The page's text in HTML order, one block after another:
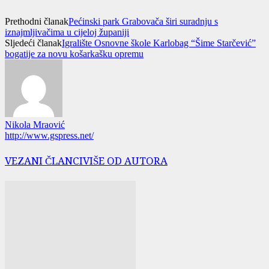
Prethodni članakPećinski park Grabovača širi suradnju s
iznajmljivačima u cijeloj županiji
Sljedeći članakIgralište Osnovne škole Karlobag “Šime Starčević”
bogatije za novu košarkašku opremu
Nikola Mraović
http://www.gspress.net/
VEZANI ČLANCIVIŠE OD AUTORA